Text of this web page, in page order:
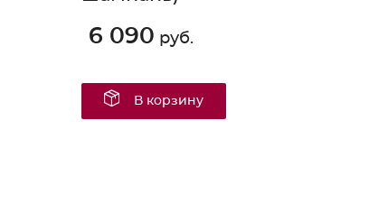
6 090 руб.
В корзину